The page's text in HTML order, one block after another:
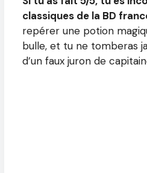
classiques de la BD
repérer une potion
bulle, et tu ne tomberas
d’un faux juron de